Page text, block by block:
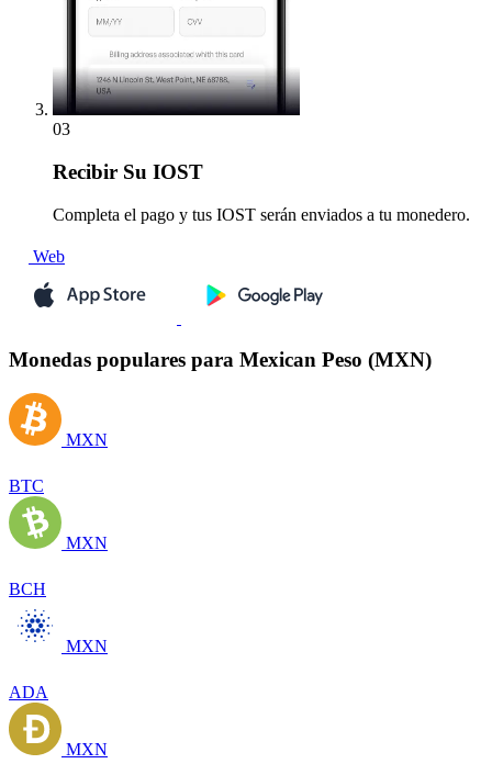
03
Recibir Su IOST
Completa el pago y tus IOST serán enviados a tu monedero.
Web
Monedas populares para Mexican Peso (MXN)
MXN
BTC
MXN
BCH
MXN
ADA
MXN